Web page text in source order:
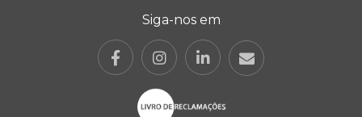
Siga-nos em